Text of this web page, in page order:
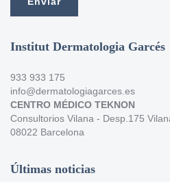
Institut Dermatologia Garcés
933 933 175
info@dermatologiagarces.es
CENTRO MÉDICO TEKNON
Consultorios Vilana - Desp.175
08022 Barcelona
Últimas noticias